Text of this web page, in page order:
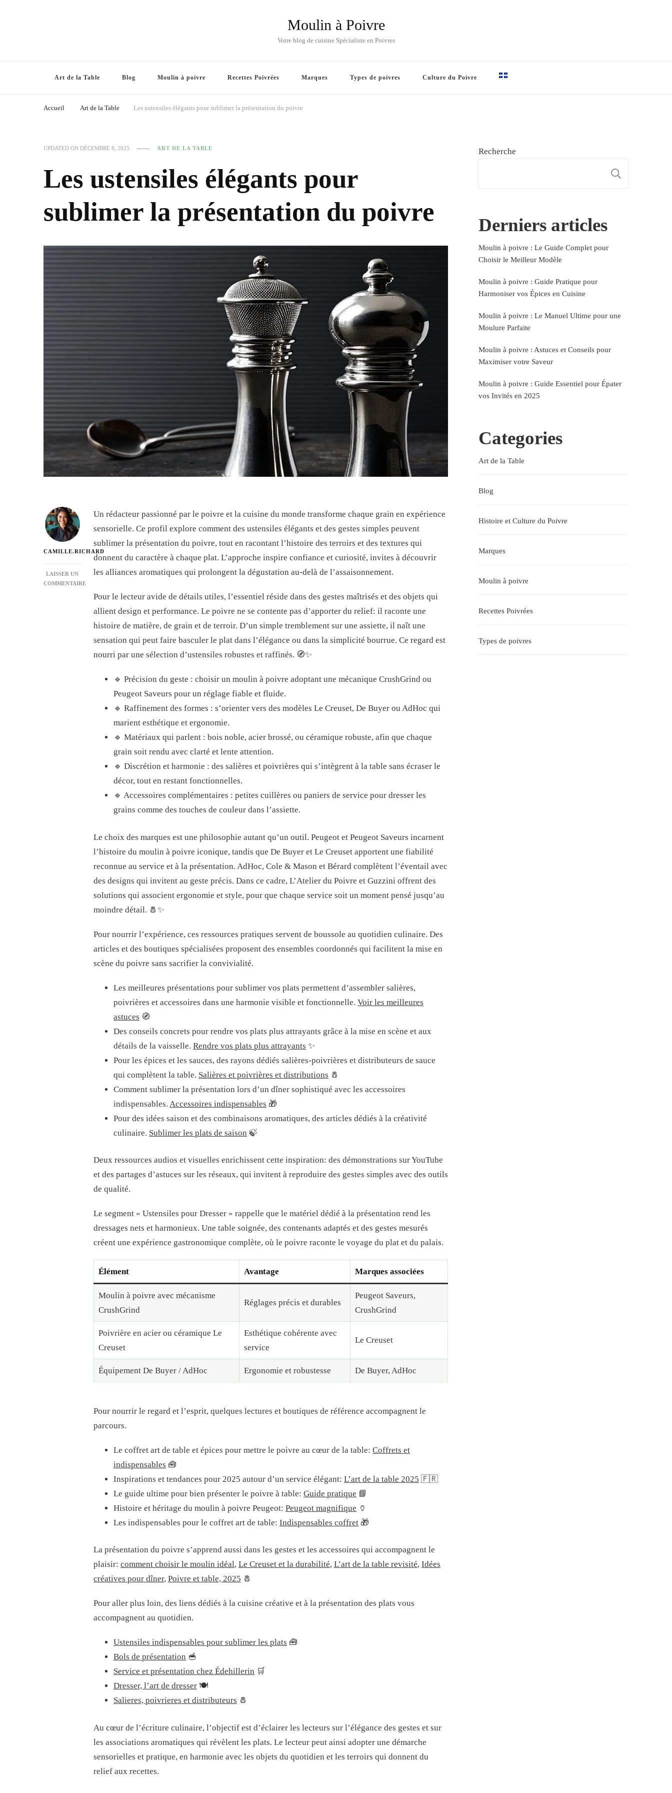
Moulin à Poivre
Votre blog de cuisine Spécialiste en Poivres
Art de la Table Blog Moulin à poivre Recettes Poivrées Marques Types de poivres Culture du Poivre
Accueil Art de la Table Les ustensiles élégants pour sublimer la présentation du poivre
UPDATED ON DÉCEMBRE 8, 2025 ART DE LA TABLE
Les ustensiles élégants pour
sublimer la présentation du poivre
CAMILLE.RICHARD
LAISSER UN
COMMENTAIRE
USTENSILES
PRÉSENTATION
Un rédacteur passionné par le poivre et la cuisine du monde transforme chaque grain en expérience
sensorielle. Ce profil explore comment des ustensiles élégants et des gestes simples peuvent
sublimer la présentation du poivre, tout en racontant l’histoire des terroirs et des textures qui
donnent du caractère à chaque plat. L’approche inspire confiance et curiosité, invites à découvrir
les alliances aromatiques qui prolongent la dégustation au-delà de l’assaisonnement.
Pour le lecteur avide de détails utiles, l’essentiel réside dans des gestes maîtrisés et des objets qui
allient design et performance. Le poivre ne se contente pas d’apporter du relief: il raconte une
histoire de matière, de grain et de terroir. D’un simple tremblement sur une assiette, il naît une
sensation qui peut faire basculer le plat dans l’élégance ou dans la simplicité bourrue. Ce regard est
nourri par une sélection d’ustensiles robustes et raffinés. 🧭✨
🔹 Précision du geste : choisir un moulin à poivre adoptant une mécanique CrushGrind ou
Peugeot Saveurs pour un réglage fiable et fluide.
🔹 Raffinement des formes : s’orienter vers des modèles Le Creuset, De Buyer ou AdHoc qui
marient esthétique et ergonomie.
🔹 Matériaux qui parlent : bois noble, acier brossé, ou céramique robuste, afin que chaque
grain soit rendu avec clarté et lente attention.
🔹 Discrétion et harmonie : des salières et poivrières qui s’intègrent à la table sans écraser le
décor, tout en restant fonctionnelles.
🔹 Accessoires complémentaires : petites cuillères ou paniers de service pour dresser les
grains comme des touches de couleur dans l’assiette.
Le choix des marques est une philosophie autant qu’un outil. Peugeot et Peugeot Saveurs incarnent
l’histoire du moulin à poivre iconique, tandis que De Buyer et Le Creuset apportent une fiabilité
reconnue au service et à la présentation. AdHoc, Cole & Mason et Bérard complètent l’éventail avec
des designs qui invitent au geste précis. Dans ce cadre, L’Atelier du Poivre et Guzzini offrent des
solutions qui associent ergonomie et style, pour que chaque service soit un moment pensé jusqu’au
moindre détail. 🧂✨
Pour nourrir l’expérience, ces ressources pratiques servent de boussole au quotidien culinaire. Des
articles et des boutiques spécialisées proposent des ensembles coordonnés qui facilitent la mise en
scène du poivre sans sacrifier la convivialité.
Les meilleures présentations pour sublimer vos plats permettent d’assembler salières,
poivrières et accessoires dans une harmonie visible et fonctionnelle. Voir les meilleures
astuces 🧭
Des conseils concrets pour rendre vos plats plus attrayants grâce à la mise en scène et aux
détails de la vaisselle. Rendre vos plats plus attrayants ✨
Pour les épices et les sauces, des rayons dédiés salières-poivrières et distributeurs de sauce
qui complètent la table. Salières et poivrières et distributions 🧂
Comment sublimer la présentation lors d’un dîner sophistiqué avec les accessoires
indispensables. Accessoires indispensables 🎁
Pour des idées saison et des combinaisons aromatiques, des articles dédiés à la créativité
culinaire. Sublimer les plats de saison 🍃
Deux ressources audios et visuelles enrichissent cette inspiration: des démonstrations sur YouTube
et des partages d’astuces sur les réseaux, qui invitent à reproduire des gestes simples avec des outils
de qualité.
Le segment « Ustensiles pour Dresser » rappelle que le matériel dédié à la présentation rend les
dressages nets et harmonieux. Une table soignée, des contenants adaptés et des gestes mesurés
créent une expérience gastronomique complète, où le poivre raconte le voyage du plat et du palais.
Élément Avantage Marques associées
Moulin à poivre avec mécanisme
CrushGrind
Réglages précis et durables
Peugeot Saveurs,
CrushGrind
Poivrière en acier ou céramique Le
Creuset
Esthétique cohérente avec
service
Le Creuset
Équipement De Buyer / AdHoc Ergonomie et robustesse De Buyer, AdHoc
Pour nourrir le regard et l’esprit, quelques lectures et boutiques de référence accompagnent le
parcours.
Le coffret art de table et épices pour mettre le poivre au cœur de la table: Coffrets et
indispensables 🧰
Inspirations et tendances pour 2025 autour d’un service élégant: L’art de la table 2025 🇫🇷
Le guide ultime pour bien présenter le poivre à table: Guide pratique 📘
Histoire et héritage du moulin à poivre Peugeot: Peugeot magnifique 🏺
Les indispensables pour le coffret art de table: Indispensables coffret 🎁
La présentation du poivre s’apprend aussi dans les gestes et les accessoires qui accompagnent le
plaisir: comment choisir le moulin idéal, Le Creuset et la durabilité, L’art de la table revisité, Idées
créatives pour dîner, Poivre et table, 2025 🧂
Pour aller plus loin, des liens dédiés à la cuisine créative et à la présentation des plats vous
accompagnent au quotidien.
Ustensiles indispensables pour sublimer les plats 🧰
Bols de présentation 🥣
Service et présentation chez Édehillerin 🛒
Dresser, l’art de dresser 🍽️
Salieres, poivrieres et distributeurs 🧂
Au cœur de l’écriture culinaire, l’objectif est d’éclairer les lecteurs sur l’élégance des gestes et sur
les associations aromatiques qui révèlent les plats. Le lecteur peut ainsi adopter une démarche
sensorielles et pratique, en harmonie avec les objets du quotidien et les terroirs qui donnent du
relief aux recettes.
Recherche
Derniers articles
Moulin à poivre : Le Guide Complet pour
Choisir le Meilleur Modèle
Moulin à poivre : Guide Pratique pour
Harmoniser vos Épices en Cuisine
Moulin à poivre : Le Manuel Ultime pour une
Moulure Parfaite
Moulin à poivre : Astuces et Conseils pour
Maximiser votre Saveur
Moulin à poivre : Guide Essentiel pour Épater
vos Invités en 2025
Categories
Art de la Table
Blog
Histoire et Culture du Poivre
Marques
Moulin à poivre
Recettes Poivrées
Types de poivres